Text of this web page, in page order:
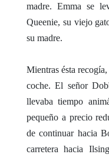
madre. Emma se
Queenie, su viejo
su madre.
Mientras ésta
coche. El señor
llevaba tiempo
pequeño a precio
de continuar hacia
carretera hacia